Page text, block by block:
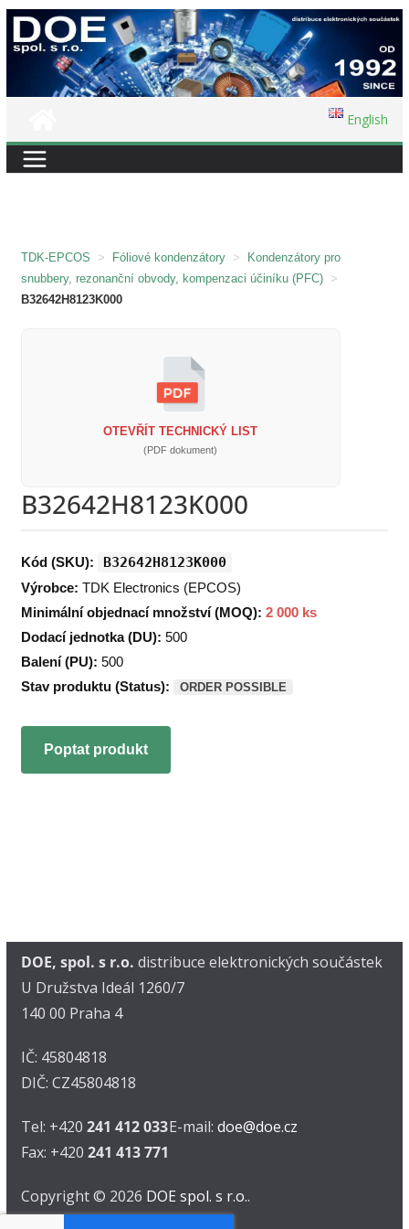
Přeskočit
na
English
TDK-EPCOS > Fóliové kondenzátory >
Kondenzátory pro
snubbery, rezonanční obvody, kompenzaci účiníku (PFC) >
B32642H8123K000
OTEVŘÍT TECHNICKÝ LIST
(PDF dokument)
B32642H8123K000
Kód (SKU): B32642H8123K000
Výrobce: TDK Electronics (EPCOS)
Minimální objednací množství (MOQ): 2 000 ks
Dodací jednotka (DU): 500
Balení (PU): 500
Stav produktu (Status):
ORDER POSSIBLE
Poptat produkt
DOE, spol. s r.o. distribuce elektronických součástek
U Družstva Ideál 1260/7
140 00 Praha 4
IČ: 45804818
DIČ: CZ45804818
Tel: +420 241 412 033
Fax: +420 241 413 771
E-mail: doe@doe.cz
Copyright © 2026 DOE spol. s r.o..